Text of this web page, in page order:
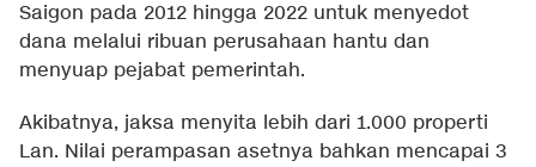
Saigon pada 2012 hingga 2022 untuk menyedot
dana melalui ribuan perusahaan hantu dan
menyuap pejabat pemerintah.
Akibatnya, jaksa menyita lebih dari 1.000 properti
Lan. Nilai perampasan asetnya bahkan mencapai 3